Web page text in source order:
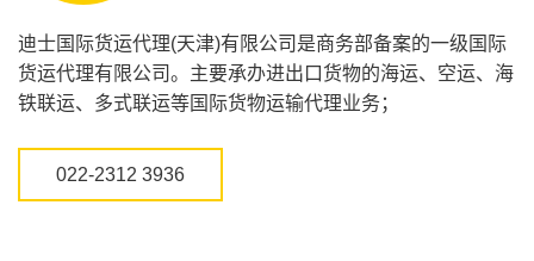
迪士国际货运代理(天津)有限公司是商务部备案的一级国际
货运代理有限公司。主要承办进出口货物的海运、空运、海
铁联运、多式联运等国际货物运输代理业务；
022-2312 3936